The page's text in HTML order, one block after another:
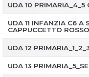
UDA 10 PRIMARIA_4_5
UDA 11 INFANZIA C6 A
CAPPUCCETTO ROSSO
UDA 12
UDA 13